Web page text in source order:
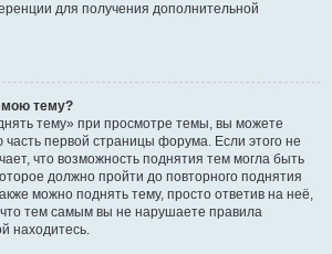
для получения дополнительной
мою тему?
тему» при просмотре темы, вы можете
первой страницы форума. Если этого не
что возможность поднятия тем могла быть
должно пройти до повторного поднятия
можно поднять тему, просто ответив на неё,
что тем самым вы не нарушаете правила
находитесь.